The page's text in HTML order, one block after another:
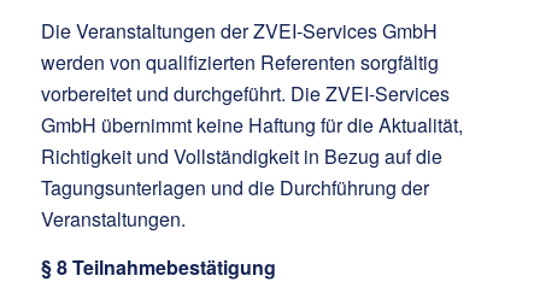
Die Veranstaltungen der ZVEI-Services GmbH
werden von qualifizierten Referenten sorgfältig
vorbereitet und durchgeführt. Die ZVEI-Services
GmbH übernimmt keine Haftung für die Aktualität,
Richtigkeit und Vollständigkeit in Bezug auf die
Tagungsunterlagen und die Durchführung der
Veranstaltungen.
§ 8 Teilnahmebestätigung